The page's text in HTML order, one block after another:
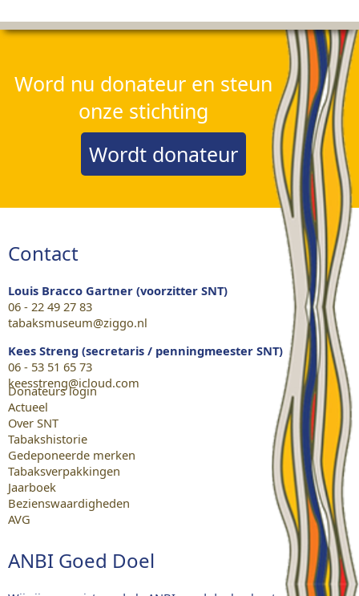
Word nu donateur en steun
onze stichting
Wordt donateur
Contact
Louis Bracco Gartner (voorzitter SNT)
06 - 22 49 27 83
tabaksmuseum@ziggo.nl
Kees Streng (secretaris / penningmeester SNT)
06 - 53 51 65 73
keesstreng@icloud.com
Donateurs login
Actueel
Over SNT
Tabakshistorie
Gedeponeerde merken
Tabaksverpakkingen
Jaarboek
Bezienswaardigheden
AVG
ANBI Goed Doel